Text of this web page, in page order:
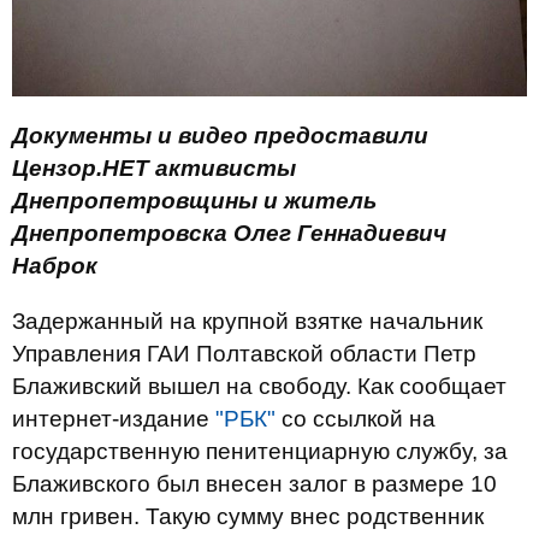
Документы и видео предоставили
Цензор.НЕТ активисты
Днепропетровщины и житель
Днепропетровска Олег Геннадиевич
Наброк
Задержанный на крупной взятке начальник
Управления ГАИ Полтавской области Петр
Блаживский вышел на свободу. Как сообщает
интернет-издание "РБК" со ссылкой на
государственную пенитенциарную службу, за
Блаживского был внесен залог в размере 10
млн гривен. Такую сумму внес родственник